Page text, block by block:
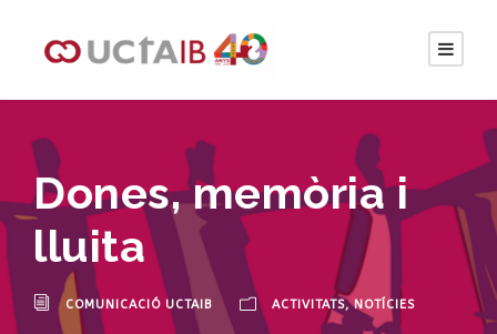
Dones, memòria i
lluita
COMUNICACIÓ UCTAIB ACTIVITATS, NOTÍCIES